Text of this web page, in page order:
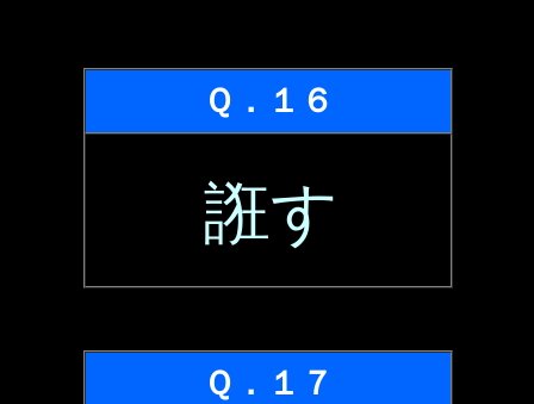
Ｑ．１６
誑す
Ｑ．１７